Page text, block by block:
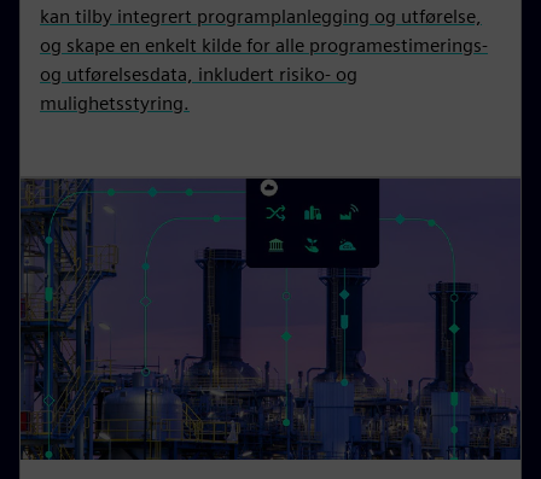
kan tilby integrert programplanlegging og utførelse,
og skape en enkelt kilde for alle programestimerings-
og utførelsesdata, inkludert risiko- og
mulighetsstyring.